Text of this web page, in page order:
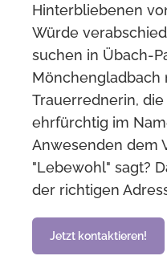
Hinterbliebenen
Würde
suchen in Übach-
Mönchengladbach
Trauerrednerin,
ehrfürchtig im
Anwesenden dem
"Lebewohl" sagt?
der richtigen
Jetzt kontaktieren!